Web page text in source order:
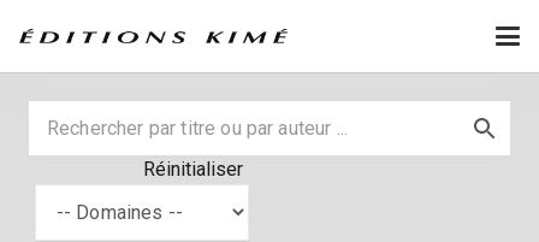
Réinitialiser